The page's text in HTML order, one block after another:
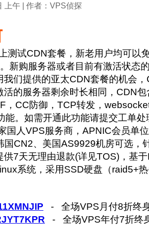
上午 | 作者：VPS侦探
测试CDN套餐，新老用户均可以
新购服务器或者目前有激活状态
我们提供的亚太CDN套餐的机会
活的服务器剩余时长相同，CDN
，CC防御，TCP转发，
能。如需开通此功能请提交工单处
国人VPS服务商，APNIC会员单
国CN2、美国AS9929机房可选，
供7天无理由退款(详见TOS)，基
系统，采用SSD硬盘（raid5+
- 全场VPS月付8折终
- 全场VPS年付7折终